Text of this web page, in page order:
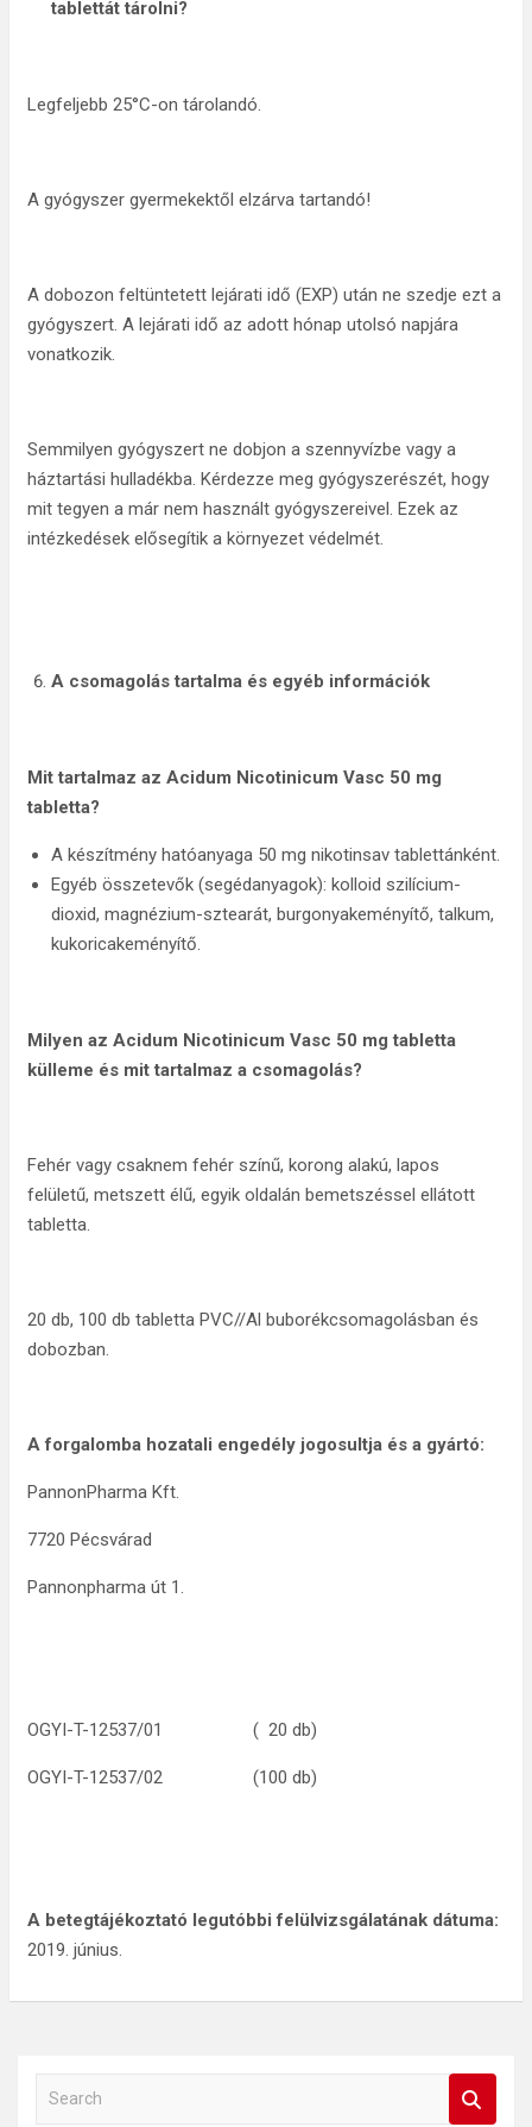
tablettáttárolni?
Legfeljebb 25°C-on tárolandó.
A gyógyszer gyermekektől elzárva tartandó!
A dobozon feltüntetett lejárati idő (EXP) után ne szedje ezt a
gyógyszert. A lejárati idő az adott hónap utolsó napjára
vonatkozik.
Semmilyen gyógyszert ne dobjon a szennyvízbe vagy a
háztartási hulladékba. Kérdezze meg gyógyszerészét, hogy
mit tegyen a már nem használt gyógyszereivel. Ezek az
intézkedések elősegítik a környezet védelmét.
A csomagolás tartalma és egyéb információk
Mit tartalmaz az Acidum Nicotinicum Vasc 50 mg
tabletta?
A készítmény hatóanyaga 50 mg nikotinsav tablettánként.
Egyéb összetevők (segédanyagok): kolloid szilícium-
dioxid, magnézium-sztearát, burgonyakeményítő, talkum,
kukoricakeményítő.
Milyen az Acidum Nicotinicum Vasc 50 mg tabletta
külleme és mit tartalmaz a csomagolás?
Fehér vagy csaknem fehér színű, korong alakú, lapos
felületű, metszett élű, egyik oldalán bemetszéssel ellátott
tabletta.
20 db, 100 db tabletta PVC//Al buborékcsomagolásban és
dobozban.
A forgalomba hozatali engedély jogosultja és a gyártó:
PannonPharma Kft.
7720 Pécsvárad
Pannonpharma út 1.
OGYI-T-12537/01 ( 20 db)
OGYI-T-12537/02 (100 db)
A betegtájékoztató legutóbbi felülvizsgálatának dátuma:
2019. június.